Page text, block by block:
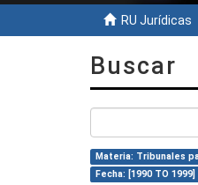
RU Jurídicas
Buscar
Materia: Tribunales
Fecha: [1990 TO 1999]